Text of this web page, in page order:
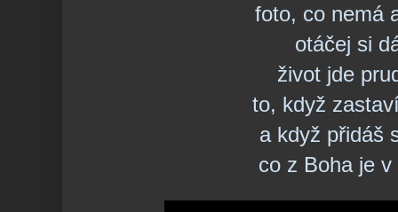
foto, co nemá
otáčej si
život jde
to, když
a když přidáš
co z Boha je v